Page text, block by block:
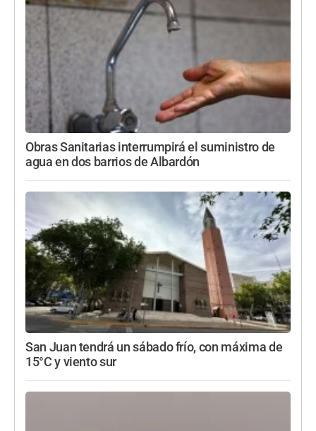
Obras Sanitarias interrumpirá el suministro de
agua en dos barrios de Albardón
San Juan tendrá un sábado frío, con máxima de
15°C y viento sur